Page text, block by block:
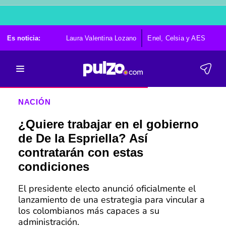
Es noticia: Laura Valentina Lozano Enel, Celsia y AES
NACIÓN
¿Quiere trabajar en el gobierno
de De la Espriella? Así
contratarán con estas
condiciones
El presidente electo anunció oficialmente el
lanzamiento de una estrategia para vincular a
los colombianos más capaces a su
administración.